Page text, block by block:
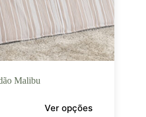
Malibu
Ver opções